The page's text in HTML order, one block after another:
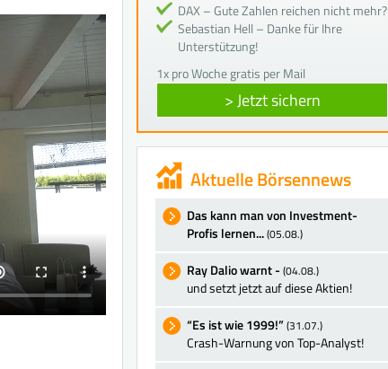
DAX – Gute Zahlen reichen nicht mehr?
Sebastian Hell – Danke für Ihre
Unterstützung!
1x pro Woche gratis per Mail
> Jetzt sichern
Aktuelle Börsennews
Das kann man von Investment-
Profis lernen...(05.08.)
Ray Dalio warnt - (04.08.)
und setzt jetzt auf diese Aktien!
“Es ist wie 1999!”(31.07.)
Crash-Warnung von Top-Analyst!